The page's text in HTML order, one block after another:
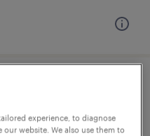
け・ピッキング・
experience, to diagnose
website. We also use them to